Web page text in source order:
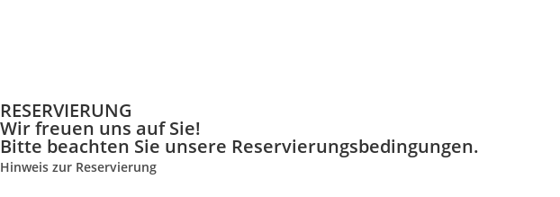
RESERVIERUNG
Wir freuen uns auf Sie!
Bitte beachten Sie unsere Reservierungsbedingungen.
Hinweis zur Reservierung